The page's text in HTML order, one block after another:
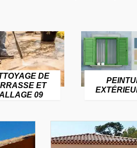
DE
ET
09